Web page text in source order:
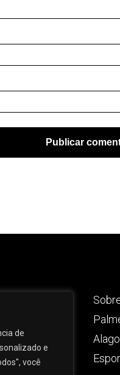
de
e
você